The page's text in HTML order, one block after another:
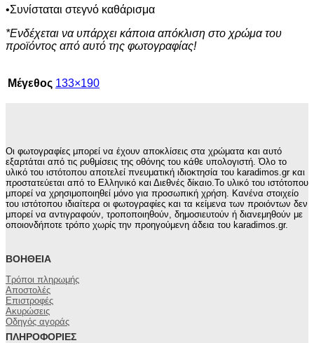
•Συνίσταται στεγνό καθάρισμα
*Ενδέχεται να υπάρχει κάποια απόκλιση στο χρώμα του
προϊόντος από αυτό της φωτογραφίας!
Μέγεθος 133×190
Οι φωτογραφίες μπορεί να έχουν αποκλίσεις στα χρώματα και αυτό
εξαρτάται από τις ρυθμίσεις της οθόνης του κάθε υπολογιστή. Όλο το
υλικό του ιστότοπου αποτελεί πνευματική ιδιοκτησία του karadimos.gr και
προστατεύεται από το Ελληνικό και Διεθνές δίκαιο.Το υλικό του ιστότοπου
μπορεί να χρησιμοποιηθεί μόνο για προσωπική χρήση. Κανένα στοιχείο
του ιστότοπου ιδιαίτερα οι φωτογραφίες και τα κείμενα των προιόντων δεν
μπορεί να αντιγραφούν, τροποποιηθούν, δημοσιευτούν ή διανεμηθούν με
οποιονδήποτε τρόπο χωρίς την προηγούμενη άδεια του karadimos.gr.
ΒΟΉΘΕΙΑ
Τρόποι πληρωμής
Αποστολές
Επιστροφές
Ακυρώσεις
Οδηγός αγοράς
ΠΛΗΡΟΦΟΡΊΕΣ